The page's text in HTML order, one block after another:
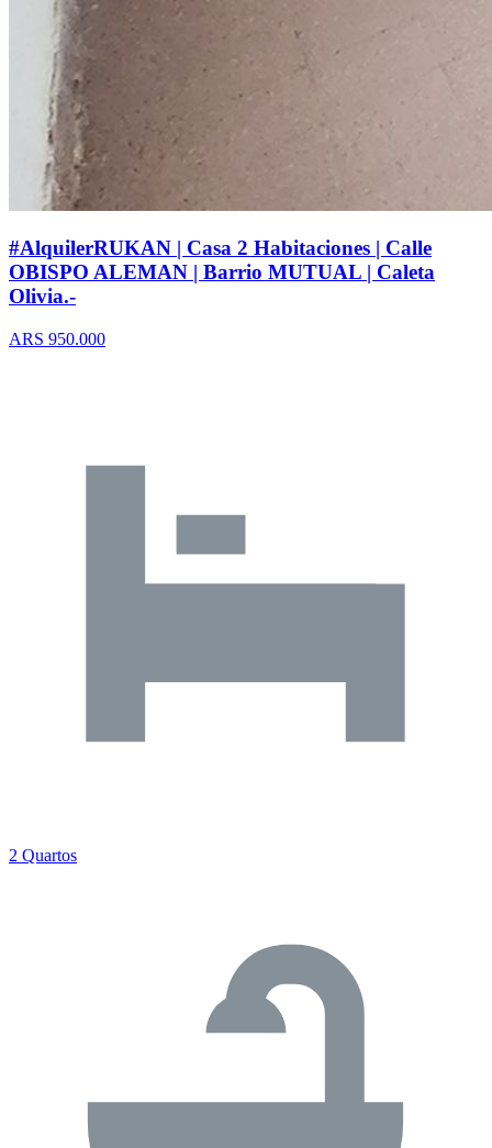
#AlquilerRUKAN | Casa 2 Habitaciones | Calle
OBISPO ALEMAN | Barrio MUTUAL | Caleta
Olivia.-
ARS 950.000
2 Quartos